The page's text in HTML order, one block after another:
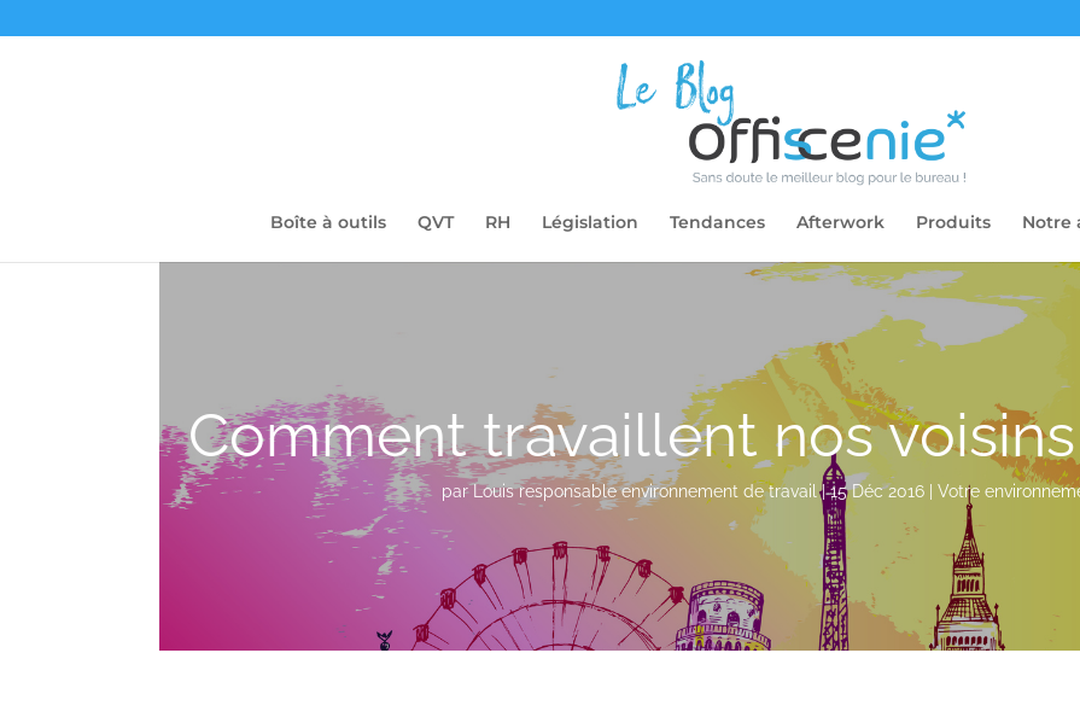
Boîte à outils QVT RH Législation Tendances Afterwork Produits Notre
Comment travaillent nos
parLouis responsable environnement de travail |15 Déc 2016 Votre